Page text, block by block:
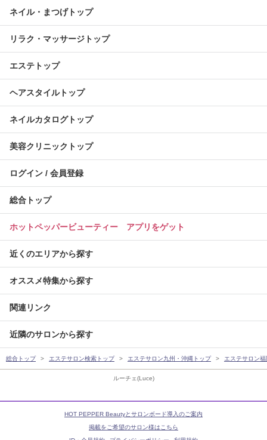
ルーチェ(Luce)
ネイル・まつげトップ
リラク・マッサージトップ
エステトップ
ヘアスタイルトップ
ネイルカタログトップ
美容クリニックトップ
ログイン / 会員登録
総合トップ
ホットペッパービューティー アプリをゲット
近くのエリアから探す
オススメ特集から探す
関連リンク
近隣のサロンから探す
総合トップ エステサロン検索トップ エステサロン九州・沖縄トップ エステサロン
HOT PEPPER Beautyとサロンボード導入のご案内
掲載をご希望のサロン様はこちら